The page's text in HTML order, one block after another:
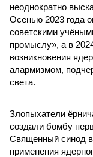
неоднократно
Осенью 2023 года
советскими
промыслу», а в
возникновения
алармизмом,
света.
Злопыхатели
создали бомбу
Священный синод в
применения